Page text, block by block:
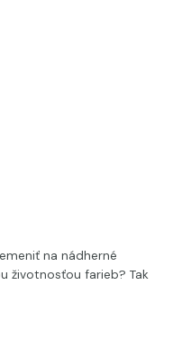
na nádherné
životnosťou farieb? Tak